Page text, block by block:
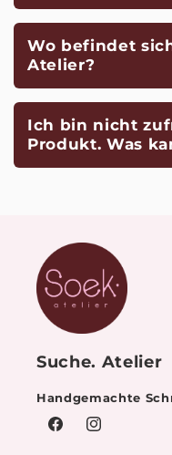
Wo befindet
Atelier?
Ich bin nicht
Produkt. Was
Suche. Atelier
Handgemachte
FacebookInstagram